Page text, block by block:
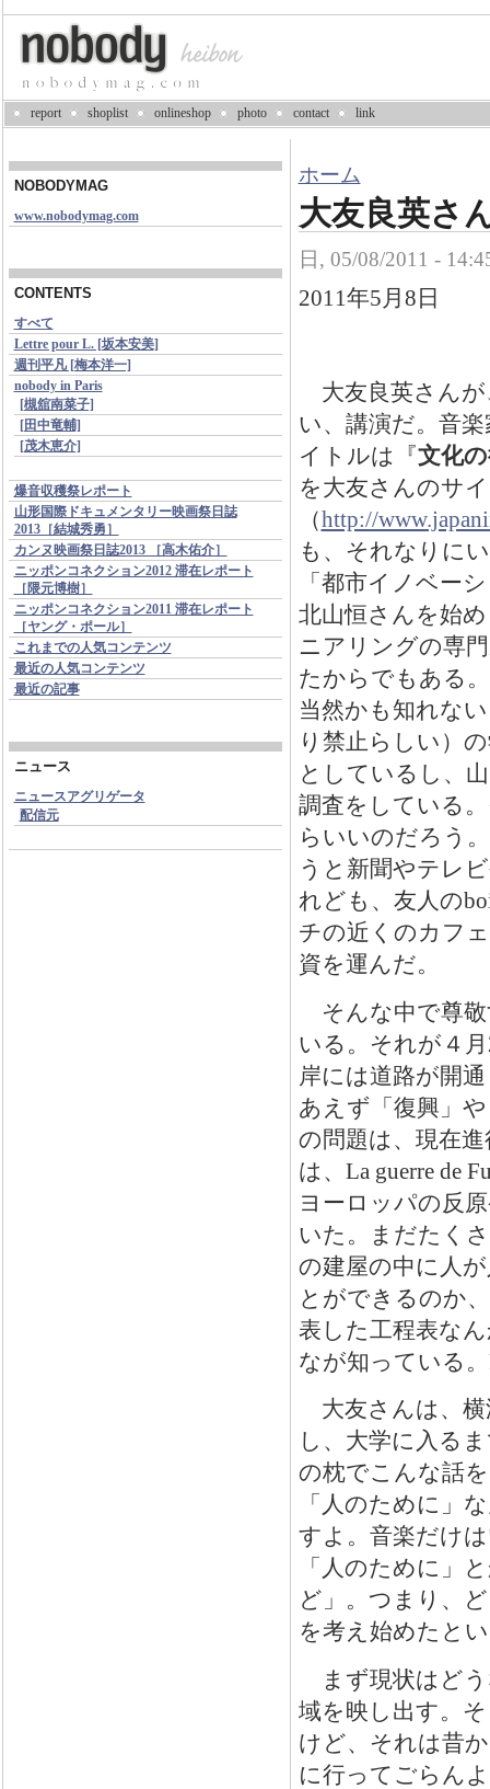
report shoplist onlineshop photo contact link
NOBODYMAG
www.nobodymag.com
CONTENTS
すべて
Lettre pour L. [坂本安美]
週刊平凡 [梅本洋一]
nobody in Paris
[槻舘南菜子]
[田中竜輔]
[茂木恵介]
爆音収穫祭レポート
山形国際ドキュメンタリー映画祭日誌
2013［結城秀勇］
カンヌ映画祭日誌2013 ［高木佑介］
ニッポンコネクション2012 滞在レポート
［隈元博樹］
ニッポンコネクション2011 滞在レポート
［ヤング・ポール］
これまでの人気コンテンツ
最近の人気コンテンツ
最近の記事
ニュース
ニュースアグリゲータ
配信元
ホーム
大友良英さ
日, 05/08/2011 -
2011年5 月 8 日
大友良英さんが
い、講演だ。音
イトルは『文化
を大友さんのサ
（http://
も、それなりに
「都市イノベー
北山恒さんを始
ニアリングの専
たからでもある
当然かも知れな
り禁止らしい）
としているし、
調査をしている
らいいのだろう
うと新聞やテレ
れども、友人の
チの近くのカフ
資を運んだ。
そんな中で尊敬
いる。それが４月
岸には道路が開
あえず「復興」
の問題は、現在
は、 La guerre de
ヨーロッパの反
いた。まだたく
の建屋の中に人
とができるのか
表した工程表な
なが知っている。
大友さんは、横
し、大学に入る
の枕でこんな話
「人のために」
すよ。音楽だけ
「人のために」
ど」。つまり、
を考え始めたと
まず現状はどう
域を映し出す。
けど、それは昔
に行ってごらん